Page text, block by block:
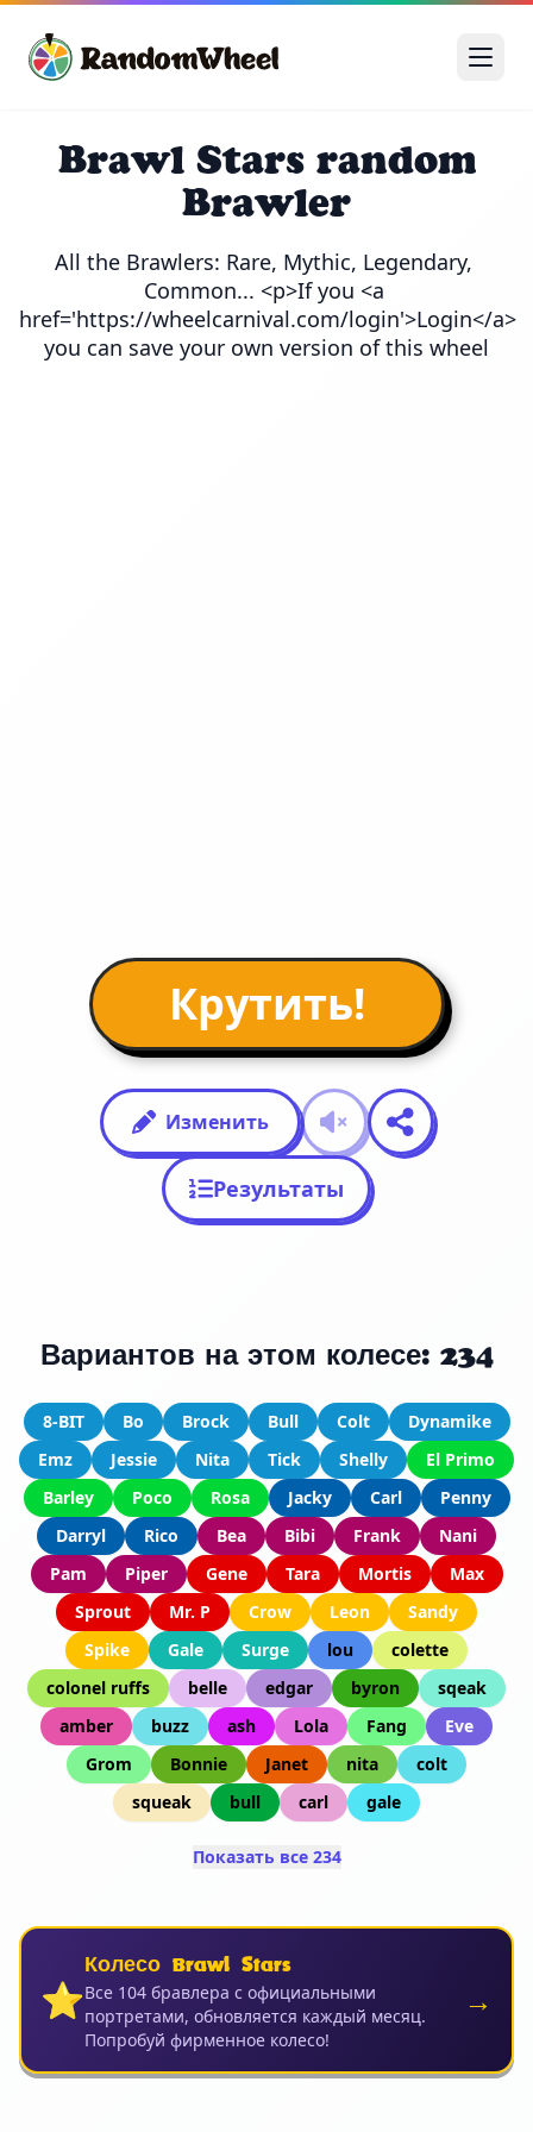
Brawl Stars random
Brawler
All the Brawlers: Rare, Mythic, Legendary,
Common... <p>If you <a
href='https://wheelcarnival.com/login'>Login</a>
you can save your own version of this wheel
Крутить!
Изменить
Результаты
Вариантов на этом колесе: 234
8-BIT Bo Brock Bull Colt
Dynamike
Emz
Jessie Nita Tick Shelly
El Primo
Barley
Poco Rosa Jacky Carl
Penny
Darryl
Rico Bea Bibi Frank
Nani
Pam
Piper Gene Tara Mortis
Max
Sprout
Mr. P Crow Leon
Sandy
Spike
Gale Surge lou
colette
colonel ruffs
belle edgar byron
sqeak
amber
buzz ash Lola Fang
Eve
Grom
Bonnie Janet nita
colt
squeak
bull carl gale
Показать все 234
⭐
Колесо Brawl Stars
Все 104 бравлера с официальными
портретами, обновляется каждый месяц.
Попробуй фирменное колесо!
→